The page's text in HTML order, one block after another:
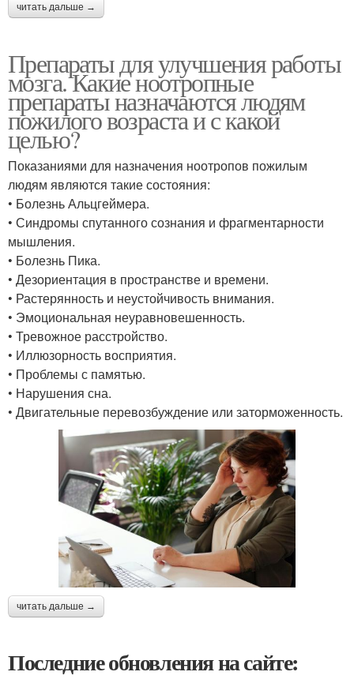
читать дальше →
Препараты для улучшения работы
мозга. Какие ноотропные
препараты назначаются людям
пожилого возраста и с какой
целью?
Показаниями для назначения ноотропов пожилым
людям являются такие состояния:
• Болезнь Альцгеймера.
• Синдромы спутанного сознания и фрагментарности
мышления.
• Болезнь Пика.
• Дезориентация в пространстве и времени.
• Растерянность и неустойчивость внимания.
• Эмоциональная неуравновешенность.
• Тревожное расстройство.
• Иллюзорность восприятия.
• Проблемы с памятью.
• Нарушения сна.
• Двигательные перевозбуждение или заторможенность.
читать дальше →
Последние обновления на сайте: